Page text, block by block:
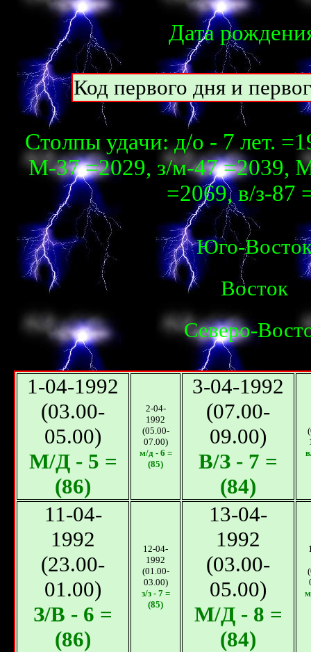
Дата
Код первого дня и
Столпы удачи: д/о - 7 лет.
М-37 =2029, з/м-47 =2039,
=2069, в/з-87
Юго-
Восток
Северо-
1-04-1992
(03.00-
05.00)
М/Д - 5 =
(86)
2-04-
1992
(05.00-
07.00)
м/д - 6 =
(85)
3-04-1992
(07.00-
09.00)
В/З - 7 =
(84)
11-04-
1992
(23.00-
01.00)
З/В - 6 =
(86)
12-04-
1992
(01.00-
03.00)
з/з - 7 =
(85)
13-04-
1992
(03.00-
05.00)
М/Д - 8 =
(84)